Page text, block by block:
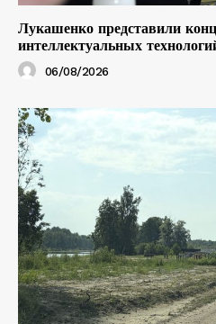
Лукашенко представили
интеллектуальных
06/08/2026